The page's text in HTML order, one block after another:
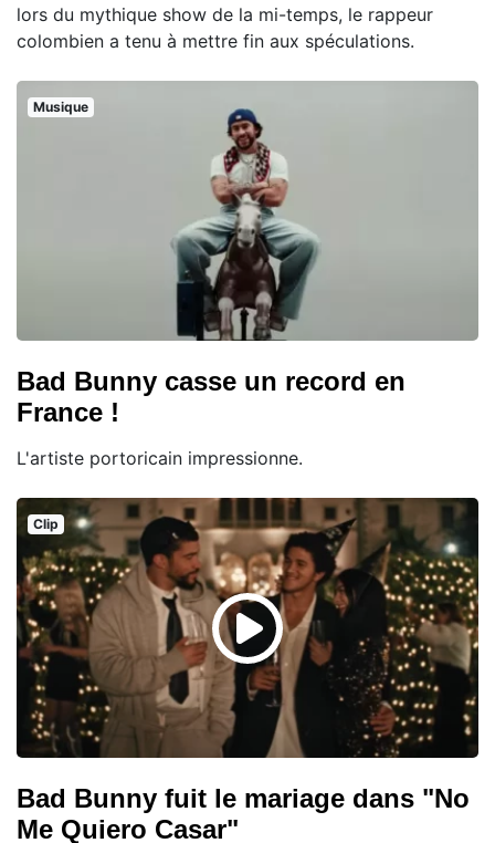
lors du mythique show de la mi-temps, le rappeur
colombien a tenu à mettre fin aux spéculations.
Musique
Bad Bunny casse un record en
France !
L'artiste portoricain impressionne.
Clip
Bad Bunny fuit le mariage dans "No
Me Quiero Casar"